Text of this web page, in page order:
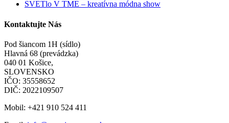
SVETlo V TME – kreatívna módna show
Kontaktujte Nás
Pod šiancom 1H (sídlo)
Hlavná 68 (prevádzka)
040 01 Košice,
SLOVENSKO
IČO: 35558652
DIČ: 2022109507
Mobil: +421 910 524 411